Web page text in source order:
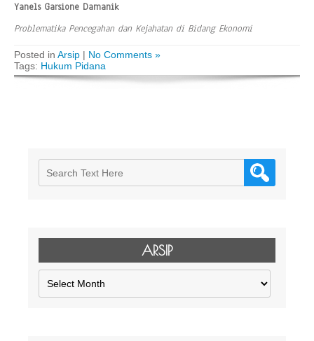
Yanels Garsione Damanik
Problematika Pencegahan dan Kejahatan di Bidang Ekonomi
Posted in Arsip | No Comments »
Tags: Hukum Pidana
ARSIP
Arsip